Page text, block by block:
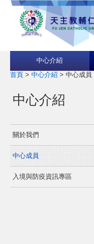
中心介紹
首頁 > 中心介紹 > 中心成員
中心介紹
關於我們
中心成員
入境與防疫資訊專區